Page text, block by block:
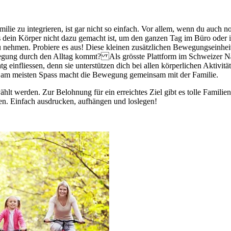
zu integrieren, ist gar nicht so einfach. Vor allem, wenn du auch
Körper nicht dazu gemacht ist, um den ganzen Tag im Büro
Probiere es aus! Diese kleinen zusätzlichen
durch den Alltag kommt? Als grösste Plattform im Schweizer
einfliessen, denn sie unterstützen dich bei allen körperlichen
meisten Spass macht die Bewegung gemeinsam mit der Familie.
werden. Zur Belohnung für ein erreichtes Ziel gibt es tolle
Einfach ausdrucken, aufhängen und loslegen!